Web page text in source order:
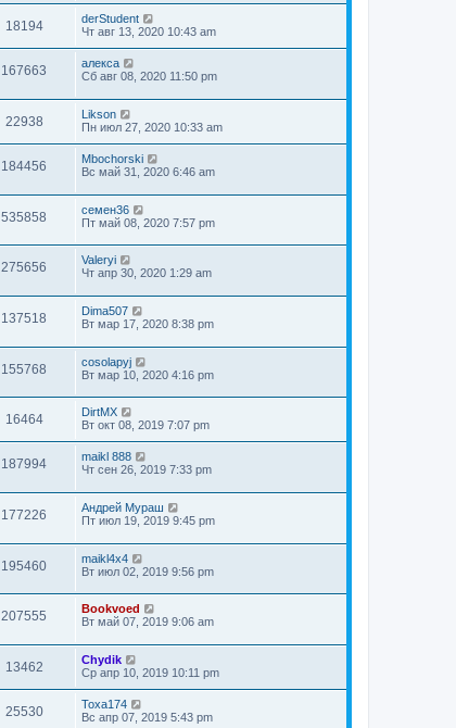
18194
derStudent
Чт авг 13, 2020 10:43 am
167663
алекса
Сб авг 08, 2020 11:50 pm
22938
Likson
Пн июл 27, 2020 10:33 am
184456
Mbochorski
Вс май 31, 2020 6:46 am
535858
семен36
Пт май 08, 2020 7:57 pm
275656
Valeryi
Чт апр 30, 2020 1:29 am
137518
Dima507
Вт мар 17, 2020 8:38 pm
155768
cosolapyj
Вт мар 10, 2020 4:16 pm
16464
DirtMX
Вт окт 08, 2019 7:07 pm
187994
maikl 888
Чт сен 26, 2019 7:33 pm
177226
Андрей Мураш
Пт июл 19, 2019 9:45 pm
195460
maikl4x4
Вт июл 02, 2019 9:56 pm
207555
Bookvoed
Вт май 07, 2019 9:06 am
13462
Chydik
Ср апр 10, 2019 10:11 pm
25530
Toxa174
Вс апр 07, 2019 5:43 pm